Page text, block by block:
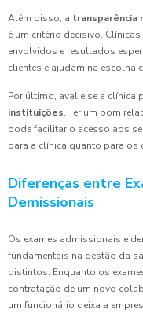
Além disso, a transparência
é um critério decisivo.
envolvidos e resultados
clientes e ajudam na escolha
Por último, avalie se a clínica
instituições. Ter um bom
pode facilitar o acesso aos
para a clínica quanto para os
Diferenças entre
Demissionais
Os exames admissionais e
fundamentais na gestão da
distintos. Enquanto os
contratação de um novo
um funcionário deixa a